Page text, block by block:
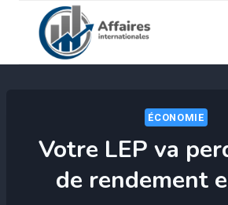
contenu
ÉCONOMIE
Votre LEP va
de rendement